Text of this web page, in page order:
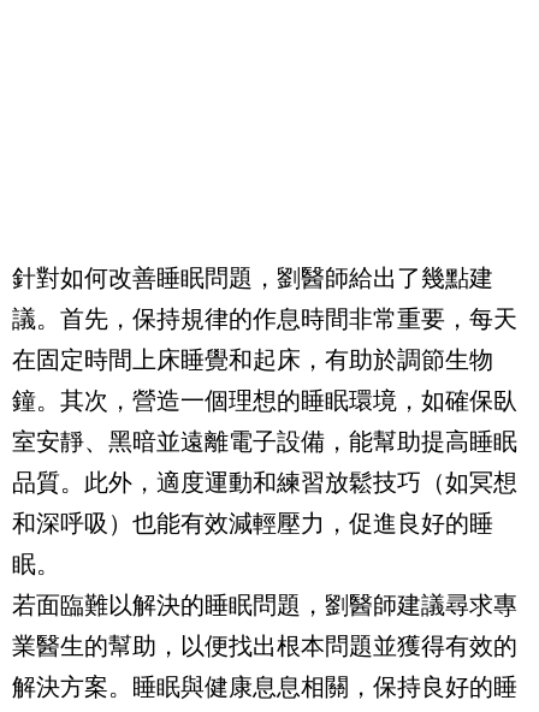
針對如何改善睡眠問題，劉醫師給出了幾點建
議。首先，保持規律的作息時間非常重要，每天
在固定時間上床睡覺和起床，有助於調節生物
鐘。其次，營造一個理想的睡眠環境，如確保臥
室安靜、黑暗並遠離電子設備，能幫助提高睡眠
品質。此外，適度運動和練習放鬆技巧（如冥想
和深呼吸）也能有效減輕壓力，促進良好的睡
眠。
若面臨難以解決的睡眠問題，劉醫師建議尋求專
業醫生的幫助，以便找出根本問題並獲得有效的
解決方案。睡眠與健康息息相關，保持良好的睡